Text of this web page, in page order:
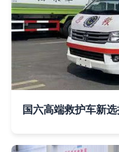
国六高端救护车新